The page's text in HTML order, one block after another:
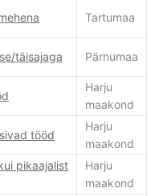
Tartumaa
täisajaga Pärnumaa
Harju
maakond
tööd
Harju
maakond
pikaajalist
Harju
maakond